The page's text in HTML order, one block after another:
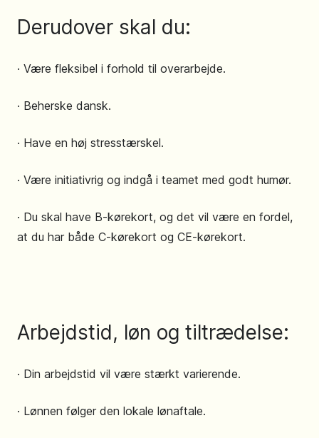
Derudover skal du:
· Være fleksibel i forhold til overarbejde.
· Beherske dansk.
· Have en høj stresstærskel.
· Være initiativrig og indgå i teamet med godt humør.
· Du skal have B-kørekort, og det vil være en fordel,
at du har både C-kørekort og CE-kørekort.
Arbejdstid, løn og tiltrædelse:
· Din arbejdstid vil være stærkt varierende.
· Lønnen følger den lokale lønaftale.